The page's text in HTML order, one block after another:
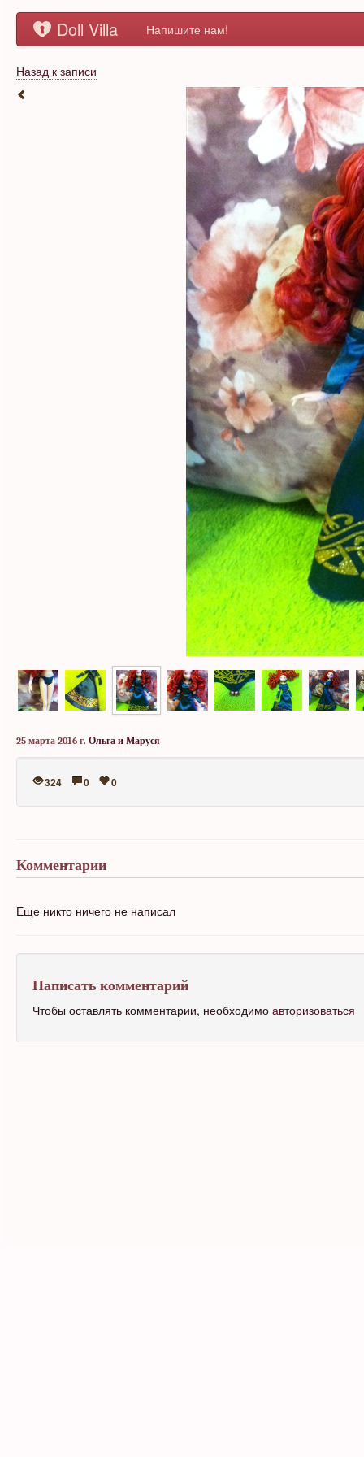
Doll Villa Напишите нам!
Назад к записи
25 марта 2016 г. Ольга и Маруся
324 0 0
Комментарии
Еще никто ничего не написал
Написать комментарий
Чтобы оставлять комментарии, необходимо авторизоваться